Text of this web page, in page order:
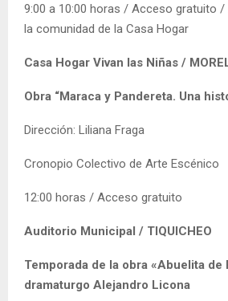
9:00 a 10:00 horas / Acceso gratuito /
la comunidad de la Casa Hogar
Casa Hogar Vivan las Niñas /
Obra “Maraca y Pandereta. Una
Dirección: Liliana Fraga
Cronopio Colectivo de Arte Escénico
12:00 horas / Acceso gratuito
Auditorio Municipal / TIQUICHEO
Temporada de la obra «Abuelita de
dramaturgo Alejandro Licona